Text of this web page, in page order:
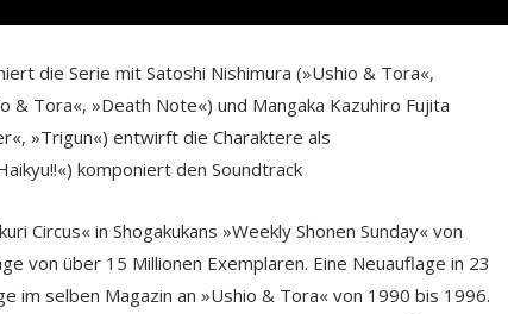
die Serie mit Satoshi Nishimura (»Ushio & Tora«,
& Tora«, »Death Note«) und Mangaka Kazuhiro Fujita
»Trigun«) entwirft die Charaktere als
komponiert den Soundtrack
Circus« in Shogakukans »Weekly Shonen Sunday« von
von über 15 Millionen Exemplaren. Eine Neuauflage in 23
im selben Magazin an »Ushio & Tora« von 1990 bis 1996.